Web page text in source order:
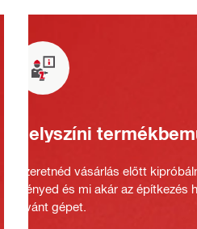
Helyszíni
Szeretnéd vásárlás előtt
igényed és mi akár az építkezés
kívánt gépet.